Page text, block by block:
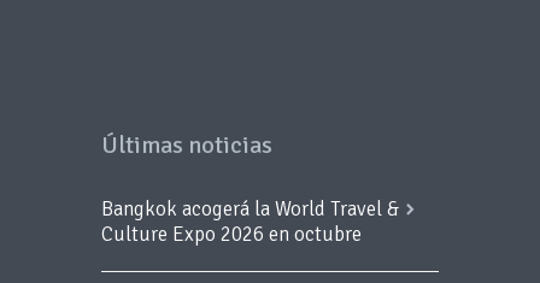
Últimas noticias
Bangkok acogerá la World Travel &
Culture Expo 2026 en octubre